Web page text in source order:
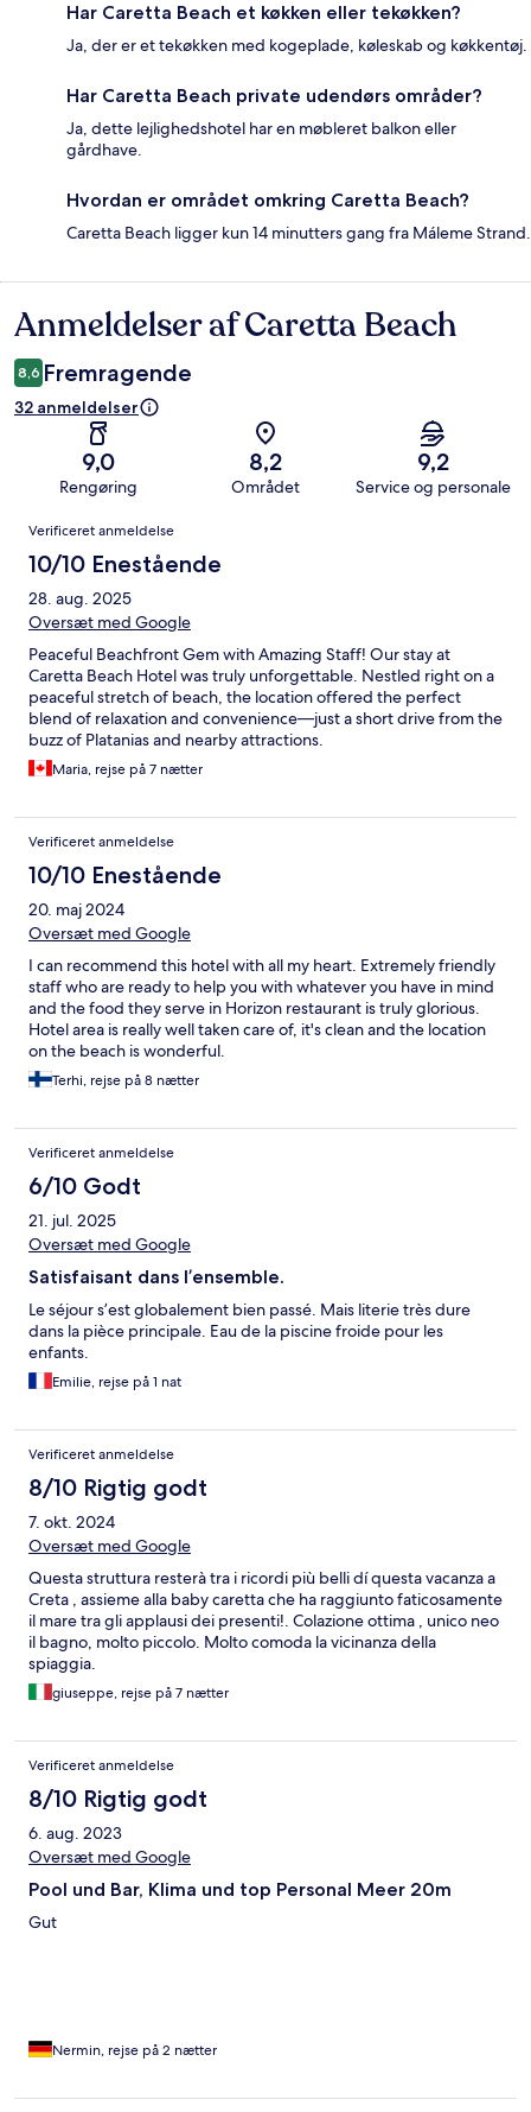
Har Caretta Beach et køkken eller tekøkken?
Ja, der er et tekøkken med kogeplade, køleskab og køkkentøj.
Har Caretta Beach private udendørs områder?
Ja, dette lejlighedshotel har en møbleret balkon eller
gårdhave.
Hvordan er området omkring Caretta Beach?
Caretta Beach ligger kun 14 minutters gang fra Máleme Strand.
Anmeldelser
Anmeldelser af Caretta Beach
8,6 Fremragende
32 anmeldelser
9,0
Rengøring
8,2
Området
9,2
Service og personale
Anmeldelser
Verificeret anmeldelse
10/10 Enestående
28. aug. 2025
Oversæt med Google
Peaceful Beachfront Gem with Amazing Staff! Our stay at
Caretta Beach Hotel was truly unforgettable. Nestled right on a
peaceful stretch of beach, the location offered the perfect
blend of relaxation and convenience—just a short drive from the
buzz of Platanias and nearby attractions.
Maria, rejse på 7 nætter
Verificeret anmeldelse
10/10 Enestående
20. maj 2024
Oversæt med Google
I can recommend this hotel with all my heart. Extremely friendly
staff who are ready to help you with whatever you have in mind
and the food they serve in Horizon restaurant is truly glorious.
Hotel area is really well taken care of, it's clean and the location
on the beach is wonderful.
Terhi, rejse på 8 nætter
Verificeret anmeldelse
6/10 Godt
21. jul. 2025
Oversæt med Google
Satisfaisant dans l’ensemble.
Le séjour s’est globalement bien passé. Mais literie très dure
dans la pièce principale. Eau de la piscine froide pour les
enfants.
Emilie, rejse på 1 nat
Verificeret anmeldelse
8/10 Rigtig godt
7. okt. 2024
Oversæt med Google
Questa struttura resterà tra i ricordi più belli dí questa vacanza a
Creta , assieme alla baby caretta che ha raggiunto faticosamente
il mare tra gli applausi dei presenti!. Colazione ottima , unico neo
il bagno, molto piccolo. Molto comoda la vicinanza della
spiaggia.
giuseppe, rejse på 7 nætter
Verificeret anmeldelse
8/10 Rigtig godt
6. aug. 2023
Oversæt med Google
Pool und Bar, Klima und top Personal Meer 20m
Gut
Nermin, rejse på 2 nætter